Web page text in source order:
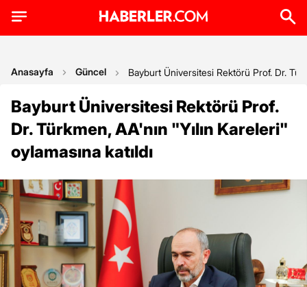
Anasayfa Güncel Bayburt Üniversitesi Rektörü Prof. Dr.
Bayburt Üniversitesi Rektörü Prof.
Dr. Türkmen, AA'nın "Yılın Kareleri"
oylamasına katıldı